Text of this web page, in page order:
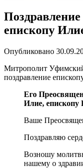
епископу
Опубликовано
Митрополит
поздравление
Его
Илие, епископу
Ваше
Поздравляю
Возношу
нашему о